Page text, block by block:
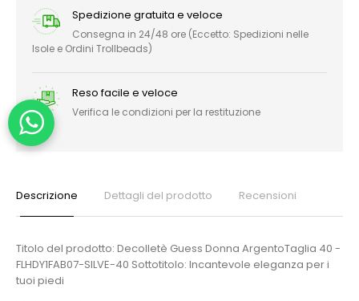
Spedizione gratuita e veloce
Consegna in 24/48 ore (Eccetto: Spedizioni nelle
Isole e Ordini Trollbeads)
Reso facile e veloce
Verifica le condizioni per la restituzione
Descrizione Dettagli del prodotto Recensioni
Titolo del prodotto: Decolletè Guess Donna ArgentoTaglia 40 -
FLHDY1FAB07-SILVE-40 Sottotitolo: Incantevole eleganza per i
tuoi piedi